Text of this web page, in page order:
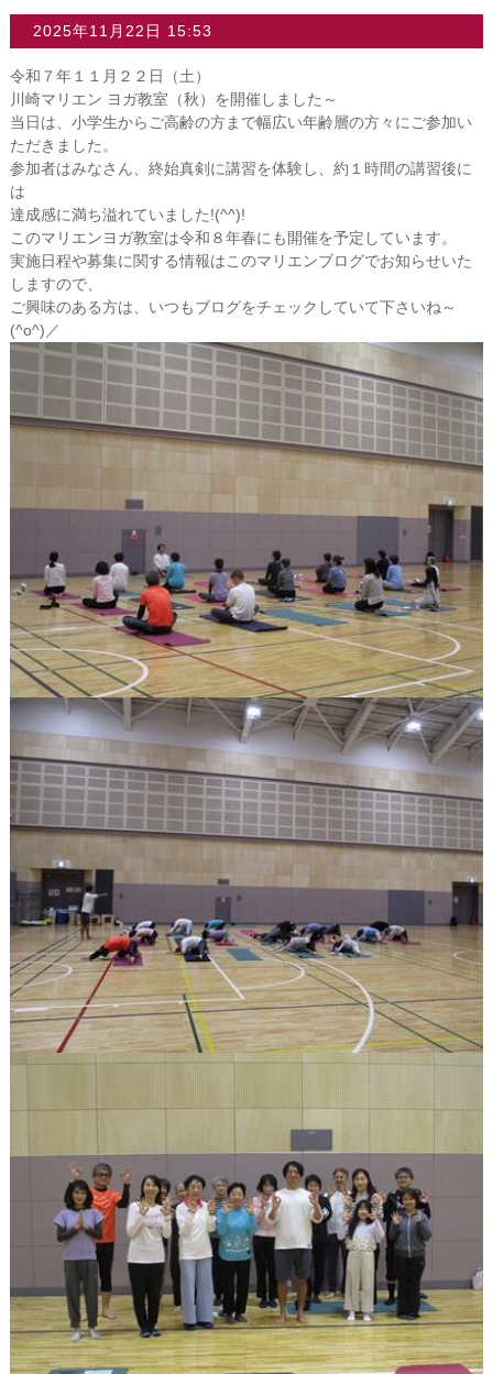
2025年11月22日 15:53
令和７年１１月２２日（土）
川崎マリエン ヨガ教室（秋）を開催しました～
当日は、小学生からご高齢の方まで幅広い年齢層の方々にご参加い
ただきました。
参加者はみなさん、終始真剣に講習を体験し、約１時間の講習後に
は
達成感に満ち溢れていました!(^^)!
このマリエンヨガ教室は令和８年春にも開催を予定しています。
実施日程や募集に関する情報はこのマリエンブログでお知らせいた
しますので、
ご興味のある方は、いつもブログをチェックしていて下さいね～
(^o^)／